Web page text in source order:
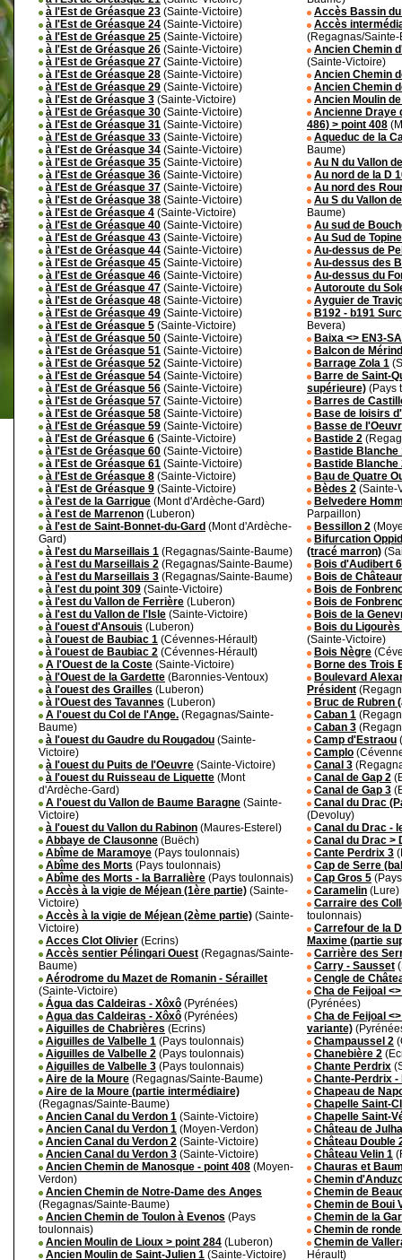
à l'Est de Gréasque 23 (Sainte-Victoire)
à l'Est de Gréasque 24 (Sainte-Victoire)
à l'Est de Gréasque 25 (Sainte-Victoire)
à l'Est de Gréasque 26 (Sainte-Victoire)
à l'Est de Gréasque 27 (Sainte-Victoire)
à l'Est de Gréasque 28 (Sainte-Victoire)
à l'Est de Gréasque 29 (Sainte-Victoire)
à l'Est de Gréasque 3 (Sainte-Victoire)
à l'Est de Gréasque 30 (Sainte-Victoire)
à l'Est de Gréasque 31 (Sainte-Victoire)
à l'Est de Gréasque 33 (Sainte-Victoire)
à l'Est de Gréasque 34 (Sainte-Victoire)
à l'Est de Gréasque 35 (Sainte-Victoire)
à l'Est de Gréasque 36 (Sainte-Victoire)
à l'Est de Gréasque 37 (Sainte-Victoire)
à l'Est de Gréasque 38 (Sainte-Victoire)
à l'Est de Gréasque 4 (Sainte-Victoire)
à l'Est de Gréasque 40 (Sainte-Victoire)
à l'Est de Gréasque 43 (Sainte-Victoire)
à l'Est de Gréasque 44 (Sainte-Victoire)
à l'Est de Gréasque 45 (Sainte-Victoire)
à l'Est de Gréasque 46 (Sainte-Victoire)
à l'Est de Gréasque 47 (Sainte-Victoire)
à l'Est de Gréasque 48 (Sainte-Victoire)
à l'Est de Gréasque 49 (Sainte-Victoire)
à l'Est de Gréasque 5 (Sainte-Victoire)
à l'Est de Gréasque 50 (Sainte-Victoire)
à l'Est de Gréasque 51 (Sainte-Victoire)
à l'Est de Gréasque 52 (Sainte-Victoire)
à l'Est de Gréasque 54 (Sainte-Victoire)
à l'Est de Gréasque 56 (Sainte-Victoire)
à l'Est de Gréasque 57 (Sainte-Victoire)
à l'Est de Gréasque 58 (Sainte-Victoire)
à l'Est de Gréasque 59 (Sainte-Victoire)
à l'Est de Gréasque 6 (Sainte-Victoire)
à l'Est de Gréasque 60 (Sainte-Victoire)
à l'Est de Gréasque 61 (Sainte-Victoire)
à l'Est de Gréasque 8 (Sainte-Victoire)
à l'Est de Gréasque 9 (Sainte-Victoire)
à l'est de la Garrigue (Mont d'Ardèche-Gard)
à l'est de Marrenon (Luberon)
à l'est de Saint-Bonnet-du-Gard (Mont d'Ardèche-
Gard)
à l'est du Marseillais 1 (Regagnas/Sainte-Baume)
à l'est du Marseillais 2 (Regagnas/Sainte-Baume)
à l'est du Marseillais 3 (Regagnas/Sainte-Baume)
à l'est du point 309 (Sainte-Victoire)
à l'est du Vallon de Ferrière (Luberon)
à l'est du Vallon de l'Isle (Sainte-Victoire)
à l'ouest d'Ansouis (Luberon)
à l'ouest de Baubiac 1 (Cévennes-Hérault)
à l'ouest de Baubiac 2 (Cévennes-Hérault)
A l'Ouest de la Coste (Sainte-Victoire)
à l'Ouest de la Gardette (Baronnies-Ventoux)
à l'ouest des Grailles (Luberon)
à l'Ouest des Tavannes (Luberon)
A l'ouest du Col de l'Ange. (Regagnas/Sainte-
Baume)
à l'ouest du Gaudre du Rougadou (Sainte-
Victoire)
à l'ouest du Puits de l'Oeuvre (Sainte-Victoire)
à l'ouest du Ruisseau de Liquette (Mont
d'Ardèche-Gard)
A l'ouest du Vallon de Baume Baragne (Sainte-
Victoire)
à l'ouest du Vallon du Rabinon (Maures-Esterel)
Abbaye de Clausonne (Buëch)
Abîme de Maramoye (Pays toulonnais)
Abîme des Morts (Pays toulonnais)
Abîme des Morts - la Barralière (Pays toulonnais)
Accès à la vigie de Méjean (1ère partie) (Sainte-
Victoire)
Accès à la vigie de Méjean (2ème partie) (Sainte-
Victoire)
Acces Clot Olivier (Ecrins)
Accès sentier Pélingari Ouest (Regagnas/Sainte-
Baume)
Aérodrome du Mazet de Romanin - Séraillet
(Sainte-Victoire)
Água das Caldeiras - Xôxô (Pyrénées)
Agua das Caldeiras - Xôxô (Pyrénées)
Aiguilles de Chabrières (Ecrins)
Aiguilles de Valbelle 1 (Pays toulonnais)
Aiguilles de Valbelle 2 (Pays toulonnais)
Aiguilles de Valbelle 3 (Pays toulonnais)
Aire de la Moure (Regagnas/Sainte-Baume)
Aire de la Moure (partie intermédiaire)
(Regagnas/Sainte-Baume)
Ancien Canal du Verdon 1 (Sainte-Victoire)
Ancien Canal du Verdon 1 (Moyen-Verdon)
Ancien Canal du Verdon 2 (Sainte-Victoire)
Ancien Canal du Verdon 3 (Sainte-Victoire)
Ancien Chemin de Manosque - point 408 (Moyen-
Verdon)
Ancien Chemin de Notre-Dame des Anges
(Regagnas/Sainte-Baume)
Ancien Chemin de Toulon à Evenos (Pays
toulonnais)
Ancien Moulin de Lioux > point 284 (Luberon)
Ancien Moulin de Saint-Julien 1 (Sainte-Victoire)
Accès Bassin
Accès
(Regagnas/Sainte-
Ancien Chemin
(Sainte-Victoire)
Ancien Chemin
Ancien Chemin
Ancien Moulin
Ancienne Draye
486) > point 408
Aqueduc de la
Baume)
Au N du Vallon
Au nord de la D
Au nord des
Au S du Vallon
Baume)
Au sud de
Au Sud de
Au-dessus de
Au-dessus des
Au-dessus du
Autoroute du
Ayguier de
B192 - b191
Bevera)
Baixa <> EN3-
Balcon de
Barrage Zola 1
Barre de Saint-
supérieure) (Pays
Barres de
Base de loisirs
Basse de
Bastide 2
Bastide Blanche
Bastide Blanche
Bau de Quatre
Bèdes 2 (Sainte-
Belvedere
Parpaillon)
Bessillon 2
Bifurcation
(tracé marron)
Bois d'Audibert 6
Bois de
Bois de
Bois de
Bois de la
Bois du
(Sainte-Victoire)
Bois Nègre
Borne des Trois
Boulevard
Président
Bruc de Rubren
Caban 1
Caban 3
Camp d'Estraou
Camplo
Canal 3
Canal de Gap 2
Canal de Gap 3
Canal du Drac
(Devoluy)
Canal du Drac -
Canal du Drac >
Cante Perdrix 3
Cap de Serre
Cap Gros 5
Caramelin (Lure)
Carraire des
toulonnais)
Carrefour de la
Maxime (partie
Carrière des
Carry - Sausset
Cengle de
Cha de Feijoal
(Pyrénées)
Cha de Feijoal
variante)
Champaussel 2
Chanebière 2
Chante Perdrix
Chante-Perdrix
Chapeau de
Chapelle Saint-
Chapelle Saint-
Château de
Château Double
Château Velin 1
Chauras et
Chemin
Chemin de
Chemin de Boui
Chemin de la
Chemin de
Chemin de
Hérault)